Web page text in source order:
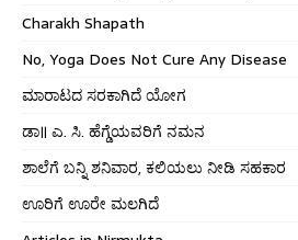
Charakh Shapath
No, Yoga Does Not Cure Any Disease
ಮಾರಾಟದ ಸರಕಾಗಿದೆ ಯೋಗ
ಡಾ॥ ಎ. ಸಿ. ಹೆಗ್ಡೆಯವರಿಗೆ ನಮನ
ಶಾಲೆಗೆ ಬನ್ನಿ ಶನಿವಾರ, ಕಲಿಯಲು ನೀಡಿ ಸಹಕಾರ
ಊರಿಗೆ ಊರೇ ಮಲಗಿದೆ